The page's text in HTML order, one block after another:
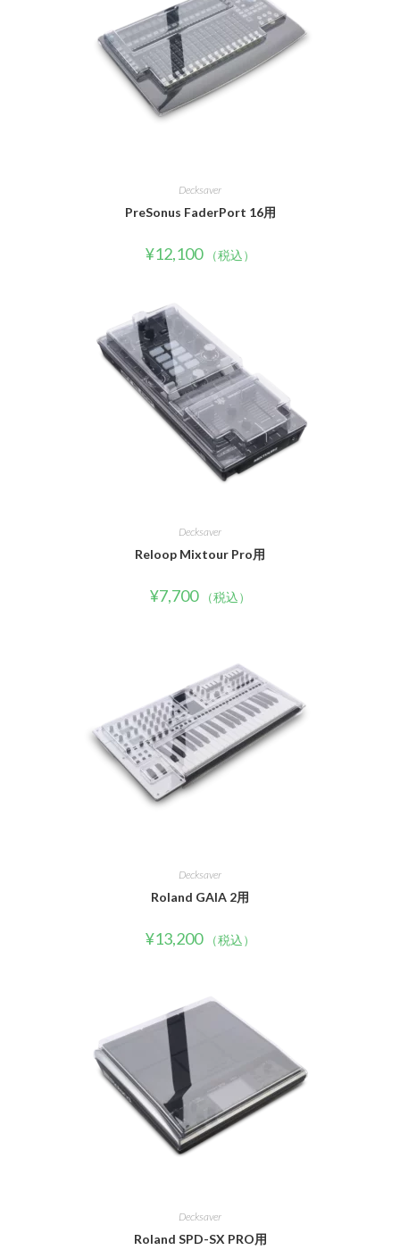
Decksaver
PreSonus FaderPort 16用
¥12,100 （税込）
Decksaver
Reloop Mixtour Pro用
¥7,700 （税込）
Decksaver
Roland GAIA 2用
¥13,200 （税込）
Decksaver
Roland SPD-SX PRO用